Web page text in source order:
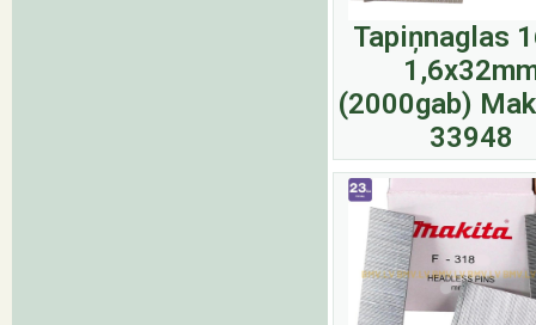
Tapiņnaglas
(2000gab)
33948